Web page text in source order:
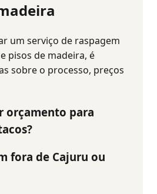
um serviço de raspagem
pisos de madeira, é
sobre o processo, preços
orçamento para
fora de Cajuru ou